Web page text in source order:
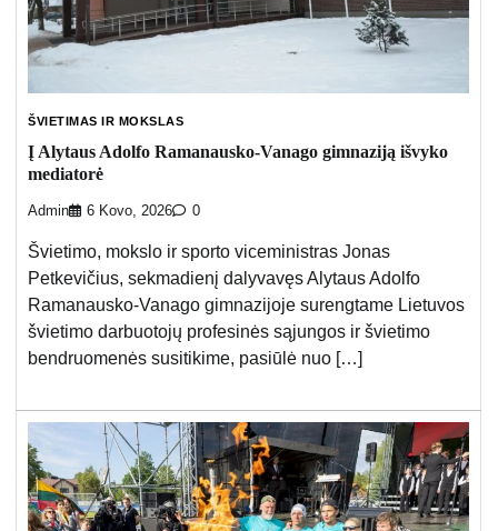
ŠVIETIMAS IR MOKSLAS
Į Alytaus Adolfo Ramanausko-Vanago gimnaziją išvyko
mediatorė
Admin 6 Kovo, 2026 0
Švietimo, mokslo ir sporto viceministras Jonas
Petkevičius, sekmadienį dalyvavęs Alytaus Adolfo
Ramanausko-Vanago gimnazijoje surengtame Lietuvos
švietimo darbuotojų profesinės sąjungos ir švietimo
bendruomenės susitikime, pasiūlė nuo […]